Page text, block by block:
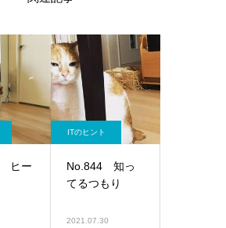
ヒー
ITのヒント
No.844 知っ
てるつもり
2021.07.30